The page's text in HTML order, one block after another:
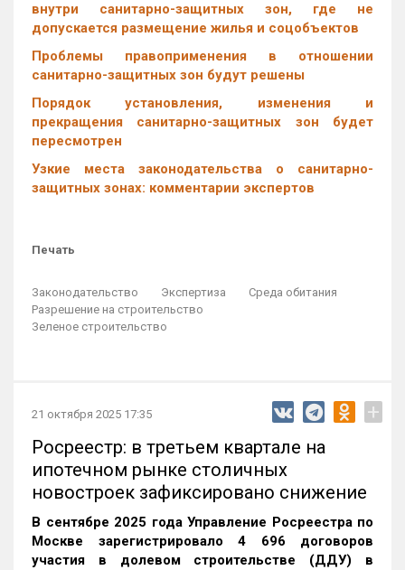
внутри санитарно-защитных зон, где не
допускается размещение жилья и соцобъектов
Проблемы правоприменения в отношении
санитарно-защитных зон будут решены
Порядок установления, изменения и
прекращения санитарно-защитных зон будет
пересмотрен
Узкие места законодательства о санитарно-
защитных зонах: комментарии экспертов
Печать
Законодательство Экспертиза
Среда обитания
Разрешение на строительство
Зеленое строительство
21 октября 2025 17:35 +
Росреестр: в третьем квартале на
ипотечном рынке столичных
новостроек зафиксировано снижение
В сентябре 2025 года Управление Росреестра по
Москве зарегистрировало 4 696 договоров
участия в долевом строительстве (ДДУ) в